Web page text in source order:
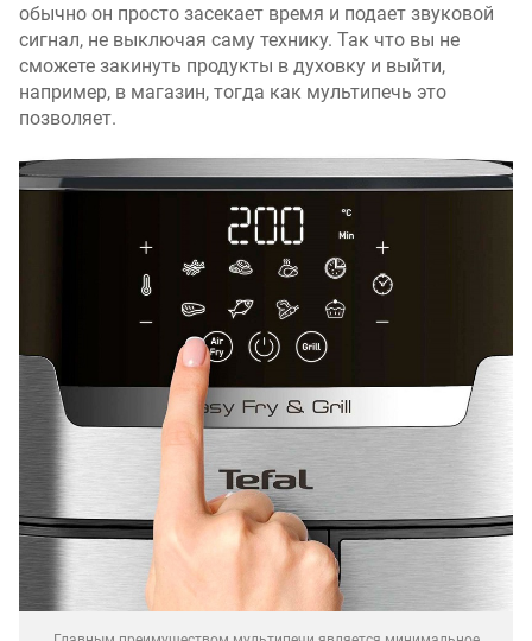
обычно он просто засекает время и подает звуковой
сигнал, не выключая саму технику. Так что вы не
сможете закинуть продукты в духовку и выйти,
например, в магазин, тогда как мультипечь это
позволяет.